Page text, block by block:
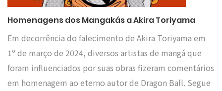
Homenagens dos Mangakás a Akira Toriyama
Em decorrência do falecimento de Akira Toriyama em
1º de março de 2024, diversos artistas de mangá que
foram influenciados por suas obras fizeram comentários
em homenagem ao eterno autor de Dragon Ball. Segue